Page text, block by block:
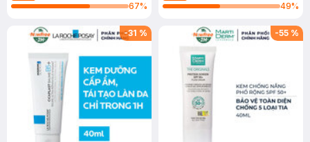
67%
49%
-31 % -55 %